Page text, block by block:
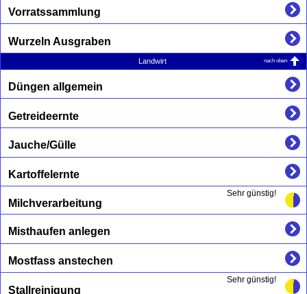
Vorratssammlung
Wurzeln Ausgraben
Landwirt nach oben
Düngen allgemein
Getreideernte
Jauche/Gülle
Kartoffelernte
Sehr günstig!
Milchverarbeitung
Misthaufen anlegen
Mostfass anstechen
Sehr günstig!
Stallreinigung